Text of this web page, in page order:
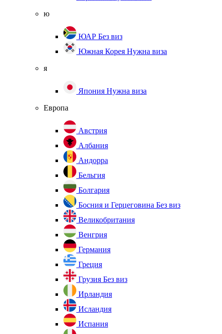
ю
ЮАР Без виз
Южная Корея Нужна виза
я
Япония Нужна виза
Европа
Австрия
Албания
Андорра
Бельгия
Болгария
Босния и Герцеговина Без виз
Великобритания
Венгрия
Германия
Греция
Грузия Без виз
Ирландия
Исландия
Испания